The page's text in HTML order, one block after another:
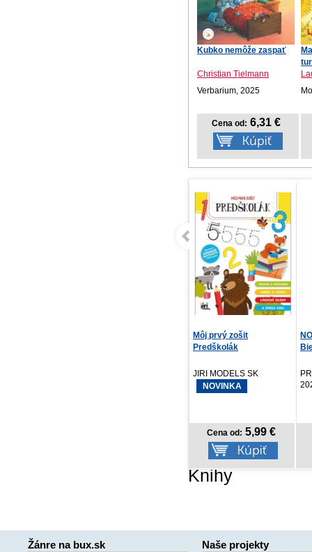
Kubko nemôže zaspať
Christian Tielmann
Verbarium, 2025
Cena od: 6,31 €
NOTIQUE Vreckový diár
Biella 2027, ružov...
PRESCOGROUP SK,
2026
Cena od: 3,57 €
Knihy
Žánre na bux.sk Naše projekty